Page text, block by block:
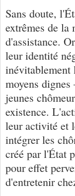
Sans doute,
extrêmes de la
d'assistance.
leur identité
inévitablement
moyens
jeunes
existence.
leur activité et
intégrer les
créé par l'État
pour effet
d'entretenir